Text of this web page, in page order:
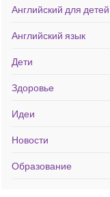
Английский для детей
Английский язык
Дети
Здоровье
Идеи
Новости
Образование